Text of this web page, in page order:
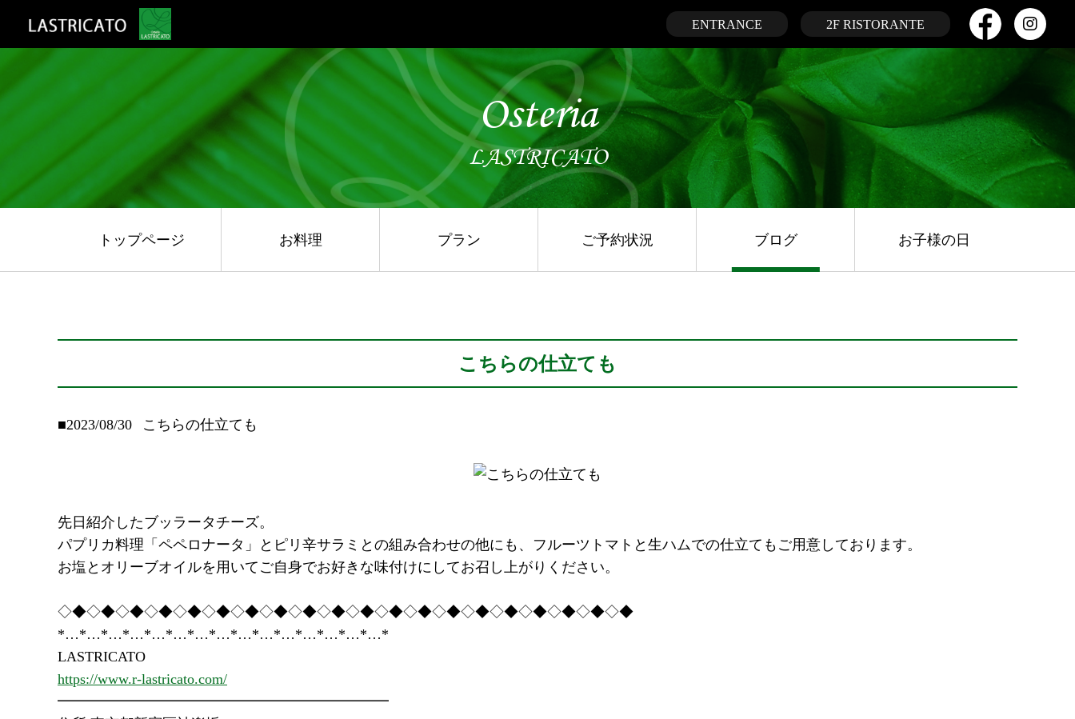
ENTRANCE 2F RISTORANTE
Osteria
LASTRICATO
トップページ お料理 プラン ご予約状況 ブログ お子様の日
こちらの仕立ても
■2023/08/30 こちらの仕立ても
先日紹介したブッラータチーズ。
パプリカ料理「ペペロナータ」とピリ辛サラミとの組み合わせの他にも、フルーツトマトと生ハムでの仕立てもご用意しております。
お塩とオリーブオイルを用いてご自身でお好きな味付けにしてお召し上がりください。
◇◆◇◆◇◆◇◆◇◆◇◆◇◆◇◆◇◆◇◆◇◆◇◆◇◆◇◆◇◆◇◆◇◆◇◆◇◆◇◆
*…*…*…*…*…*…*…*…*…*…*…*…*…*…*…*
LASTRICATO
https://www.r-lastricato.com/
━━━━━━━━━━━━━━━━━━━━━━━